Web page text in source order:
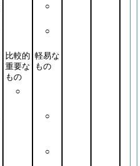
○
○
比較的
重要な
もの
軽易な
もの
○
○
○